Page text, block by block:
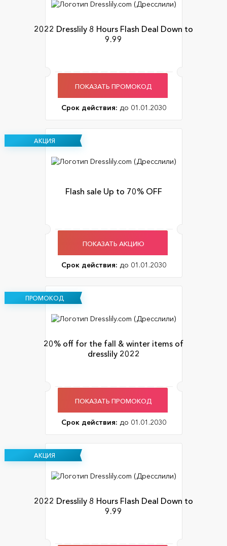
2022 Dresslily 8 Hours Flash Deal Down to
9.99
ПОКАЗАТЬ ПРОМОКОД
Срок действия: до 01.01.2030
АКЦИЯ
Flash sale Up to 70% OFF
ПОКАЗАТЬ АКЦИЮ
Срок действия: до 01.01.2030
ПРОМОКОД
20% off for the fall & winter items of
dresslily 2022
ПОКАЗАТЬ ПРОМОКОД
Срок действия: до 01.01.2030
АКЦИЯ
2022 Dresslily 8 Hours Flash Deal Down to
9.99